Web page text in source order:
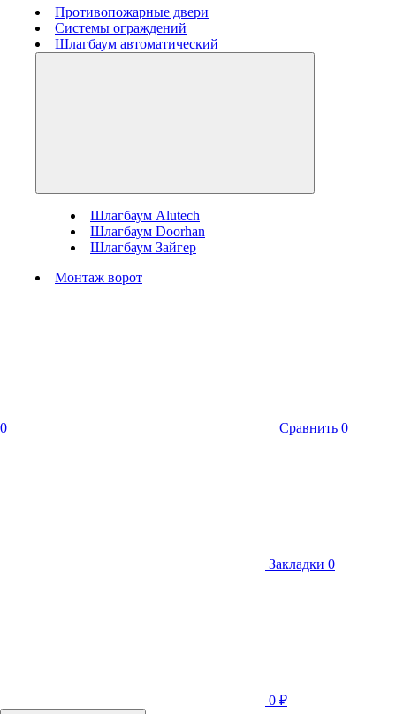
Противопожарные двери
Системы ограждений
Шлагбаум автоматический
Шлагбаум Alutech
Шлагбаум Doorhan
Шлагбаум Зайгер
Монтаж ворот
0 Сравнить 0
Закладки 0
0 ₽